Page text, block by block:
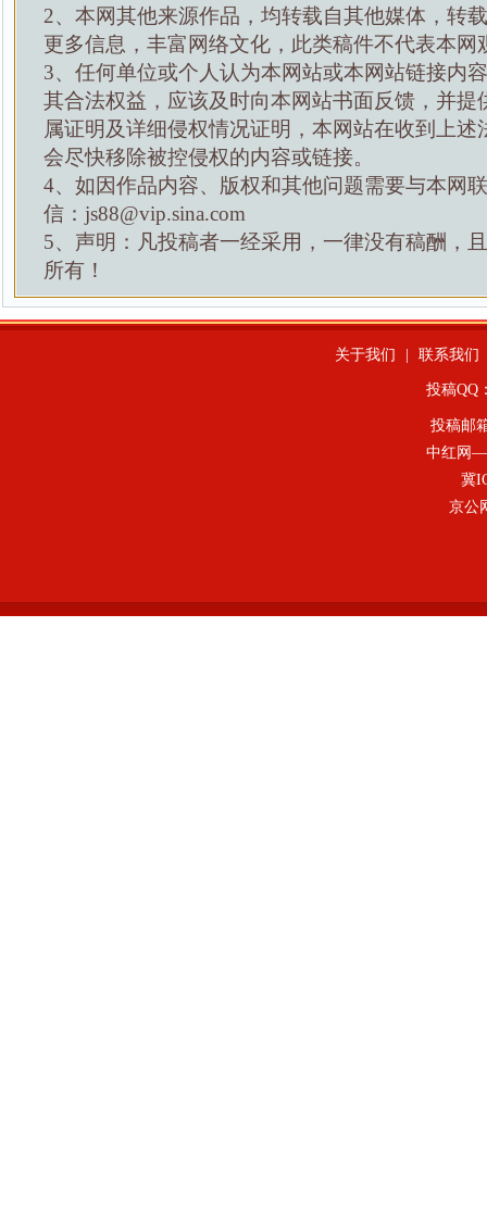
2、本网其他来源作品，均转载自其他媒体，转
更多信息，丰富网络文化，此类稿件不代表本网
3、任何单位或个人认为本网站或本网站链接内
其合法权益，应该及时向本网站书面反馈，并提
属证明及详细侵权情况证明，本网站在收到上述
会尽快移除被控侵权的内容或链接。
4、如因作品内容、版权和其他问题需要与本网
信：js88@vip.sina.com
5、声明：凡投稿者一经采用，一律没有稿酬，
所有！
关于我们 联系我们
投稿QQ
投稿邮
中红网—
冀
京公